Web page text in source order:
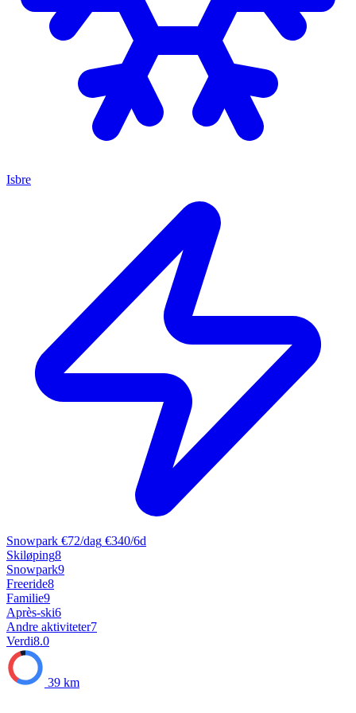
Isbre
Snowpark €72/dag €340/6d
Skiløping8
Snowpark9
Freeride8
Familie9
Après-ski6
Andre aktiviteter7
Verdi8.0
39 km